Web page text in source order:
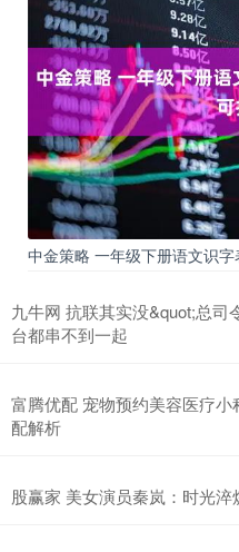
中金策略 一年级下册语文识字
九牛网 抗联其实没&quot;总司
台都串不到一起
富腾优配 宠物预约美容医疗
配解析
股赢家 美女演员秦岚：时光淬